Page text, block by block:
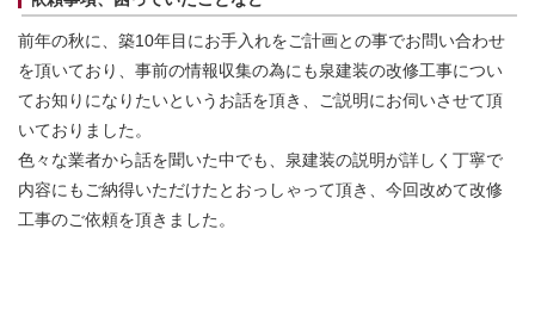
前年の秋に、築10年目にお手入れをご計画との事でお問い合わせ
を頂いており、事前の情報収集の為にも泉建装の改修工事につい
てお知りになりたいというお話を頂き、ご説明にお伺いさせて頂
いておりました。
色々な業者から話を聞いた中でも、泉建装の説明が詳しく丁寧で
内容にもご納得いただけたとおっしゃって頂き、今回改めて改修
工事のご依頼を頂きました。